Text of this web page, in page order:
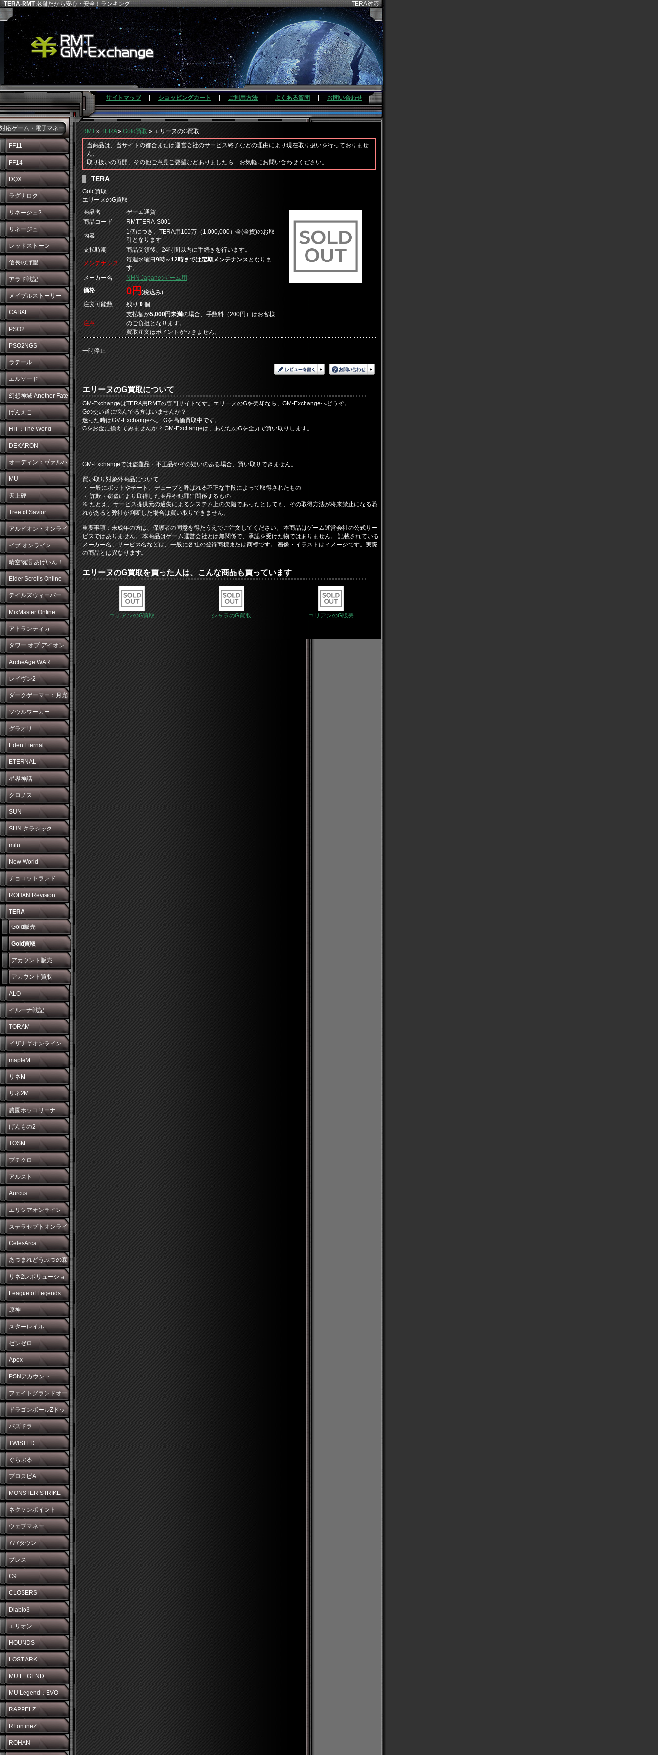
TERA-RMT老舗だから安心・安全！ランキング TERA対応
サイトマップ ショッピングカート ご利用方法 よくある質問 お問い合わせ
対応ゲーム・電子マネー
FF11
FF14
DQX
ラグナロク
リネージュ2
リネージュ
レッドストーン
信長の野望
アラド戦記
メイプルストーリー
CABAL
PSO2
PSO2NGS
ラテール
エルソード
幻想神域 Another Fate
げんえこ
HIT：The World
DEKARON
オーディン：ヴァルハ
ラ・ライジング
MU
天上碑
Tree of Savior
アルビオン・オンライ
ン
イブ オンライン
晴空物語 あげいん！
Elder Scrolls Online
テイルズウィーバー
MixMaster Online
アトランティカ
タワー オブ アイオン
ArcheAge WAR
レイヴン2
ダークゲーマー：月光
彫刻師
ソウルワーカー
グラオリ
Eden Eternal
ETERNAL
星界神話
クロノス
SUN
SUN クラシック
milu
New World
チョコットランド
ROHAN Revision
TERA
Gold販売
Gold買取
アカウント販売
アカウント買取
ALO
イルーナ戦記
TORAM
イザナギオンライン
mapleM
リネM
リネ2M
農園ホッコリーナ
げんもの2
TOSM
プチクロ
アルスト
Aurcus
エリシアオンライン
ステラセプトオンライ
ン
CelesArca
あつまれどうぶつの森
リネ2レボリューショ
ン
League of Legends
原神
スターレイル
ゼンゼロ
Apex
PSNアカウント
フェイトグランドオー
ダー
ドラゴンボールZドッ
カンバトル
パズドラ
TWISTED
WONDERLAND
ぐらぶる
プロスピA
MONSTER STRIKE
ネクソンポイント
ウェブマネー
777タウン
ブレス
C9
CLOSERS
Diablo3
エリオン
HOUNDS
LOST ARK
MU LEGEND
MU Legend：EVO
RAPPELZ
RFonlineZ
ROHAN
RMT»TERA»Gold買取 » エリーヌのG買取
当商品は、当サイトの都合または運営会社のサービス終了などの理由により現在取り扱いを行っておりませ
ん。
取り扱いの再開、その他ご意見ご要望などありましたら、お気軽にお問い合わせください。
TERA
Gold買取
エリーヌのG買取
商品名
ゲーム通貨
商品コード
RMTTERA-S001
内容
1個につき、TERA用100万（1,000,000）金(金貨)のお取
引となります
支払時期
商品受領後、24時間以内に手続きを行います。
メンテナンス
毎週水曜日9時～12時までは定期メンテナンス となりま
す。
メーカー名
NHN Japanのゲーム用
価格
0円(税込み)
注文可能数
残り 0 個
注意
支払額が5,000円未満の場合、手数料（200円）はお客様
のご負担となります。
買取注文はポイントがつきません。
一時停止
エリーヌのG買取について
GM-ExchangeはTERA用RMTの専門サイトです。エリーヌのGを売却なら、GM-Exchangeへどうぞ。
Gの使い道に悩んでる方はいませんか？
迷った時はGM-Exchangeへ。 Gを高価買取中です。
Gをお金に換えてみませんか？ GM-Exchangeは、あなたのGを全力で買い取りします。
GM-Exchangeでは盗難品・不正品やその疑いのある場合、買い取りできません。
買い取り対象外商品について
・ 一般にボットやチート、デュープと呼ばれる不正な手段によって取得されたもの
・ 詐欺・窃盗により取得した商品や犯罪に関係するもの
※ たとえ、サービス提供元の過失によるシステム上の欠陥であったとしても、その取得方法が将来禁止になる恐
れがあると弊社が判断した場合は買い取りできません。
重要事項：未成年の方は、保護者の同意を得たうえでご注文してください。 本商品はゲーム運営会社の公式サー
ビスではありません。 本商品はゲーム運営会社とは無関係で、承認を受けた物ではありません。 記載されている
メーカー名、サービス名などは、一般に各社の登録商標または商標です。 画像・イラストはイメージです。実際
の商品とは異なります。
エリーヌのG買取を買った人は、こんな商品も買っています
ユリアンのG買取 シャラのG買取 ユリアンのG販売